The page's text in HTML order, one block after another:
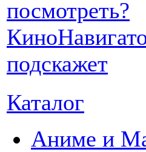
Каталог
Аниме и